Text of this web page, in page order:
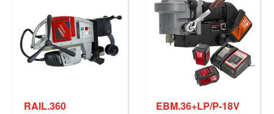
RAIL.360
EBM.36+LP/P-18V